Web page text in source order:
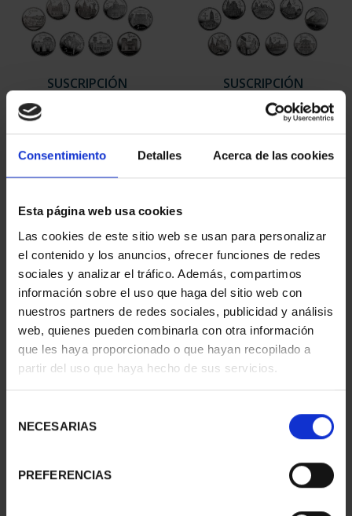
Consentimiento Detalles Acerca de las cookies
Esta página web usa cookies
Las cookies de este sitio web se usan para personalizar
el contenido y los anuncios, ofrecer funciones de redes
sociales y analizar el tráfico. Además, compartimos
información sobre el uso que haga del sitio web con
nuestros partners de redes sociales, publicidad y análisis
web, quienes pueden combinarla con otra información
que les haya proporcionado o que hayan recopilado a
partir del uso que haya hecho de sus servicios.
NECESARIAS
PREFERENCIAS
SUSCRIPCIÓN
949,00 €
Sólo para usuarios
registrados
SUSCRIPCIÓN
CAPITALES DE
PROVINCIA 2
949,00 €
Sólo para usuarios
registrados
SUSCRIPCIÓN
CAPITALES DE
949,00 €
registrados
SUSCRIPCIÓN
CAPITALES DE
949,00 €
registrados